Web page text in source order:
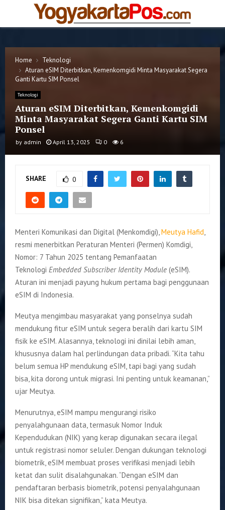
PRIMARY
Home
Teknologi
Aturan eSIM Diterbitkan, Kemenkomgidi Minta Masyarakat Segera
Ganti Kartu SIM Ponsel
Teknologi
Aturan eSIM Diterbitkan, Kemenkomgidi
Minta Masyarakat Segera Ganti Kartu SIM
Ponsel
by admin April 13, 2025 0 6
SHARE 0
Menteri Komunikasi dan Digital (Menkomdigi), Meutya Hafid
resmi menerbitkan Peraturan Menteri (Permen) Komdigi,
Nomor: 7 Tahun 2025 tentang Pemanfaatan
Teknologi Embedded Subscriber Identity Module (eSIM).
Aturan ini menjadi payung hukum pertama bagi penggunaan
eSIM di Indonesia.
Meutya mengimbau masyarakat yang ponselnya sudah
mendukung fitur eSIM untuk segera beralih dari kartu SIM
fisik ke eSIM. Alasannya, teknologi ini dinilai lebih aman,
khususnya dalam hal perlindungan data pribadi. “Kita tahu
belum semua HP mendukung eSIM, tapi bagi yang sudah
bisa, kita dorong untuk migrasi. Ini penting untuk keamanan,”
ujar Meutya.
Menurutnya, eSIM mampu mengurangi risiko
penyalahgunaan data, termasuk Nomor Induk
Kependudukan (NIK) yang kerap digunakan secara ilegal
untuk registrasi nomor seluler. Dengan dukungan teknologi
biometrik, eSIM membuat proses verifikasi menjadi lebih
ketat dan sulit disalahgunakan. “Dengan eSIM dan
pendaftaran berbasis biometrik, potensi penyalahgunaan
NIK bisa ditekan signifikan,” kata Meutya.